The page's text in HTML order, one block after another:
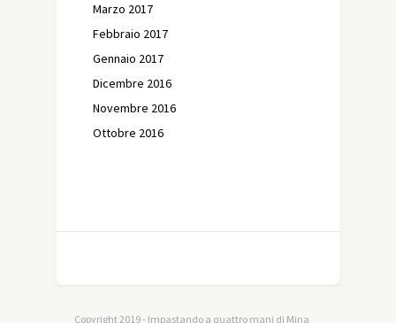
Marzo 2017
Febbraio 2017
Gennaio 2017
Dicembre 2016
Novembre 2016
Ottobre 2016
Copyright 2019 - Impastando a quattro mani di Mina